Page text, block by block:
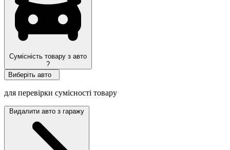
Сумісність товару з авто
?
Виберіть авто
для перевірки сумісності товару
Видалити авто з гаражу